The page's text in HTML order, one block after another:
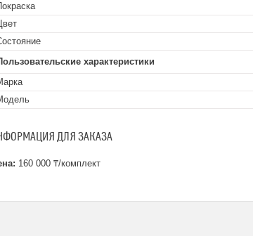
характеристики
ДЛЯ ЗАКАЗА
160 000 ₸/комплект